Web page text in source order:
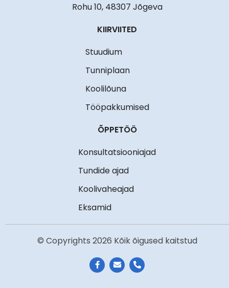
Rohu 10, 48307 Jõgeva
KIIRVIITED
Stuudium
Tunniplaan
Koolilõuna
Tööpakkumised
ÕPPETÖÖ
Konsultatsiooniajad
Tundide ajad
Koolivaheajad
Eksamid
© Copyrights 2026 Kõik õigused kaitstud